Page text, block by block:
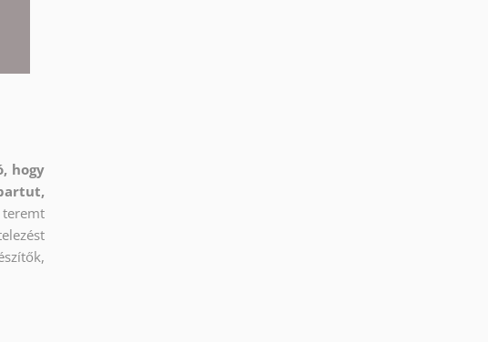
hogy
teremt